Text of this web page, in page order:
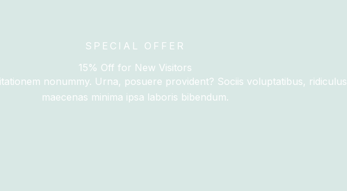
SPECIAL OFFER
15% Off for New Visitors
nonummy. Urna, posuere provident? Sociis voluptatibus, ridiculus
maecenas minima ipsa laboris bibendum.